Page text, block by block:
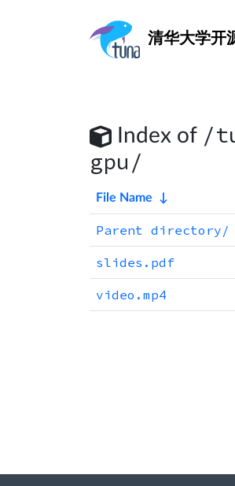
清华大学开
Index of /
gpu/
File Name
↓
Parent directory/
slides.pdf
video.mp4